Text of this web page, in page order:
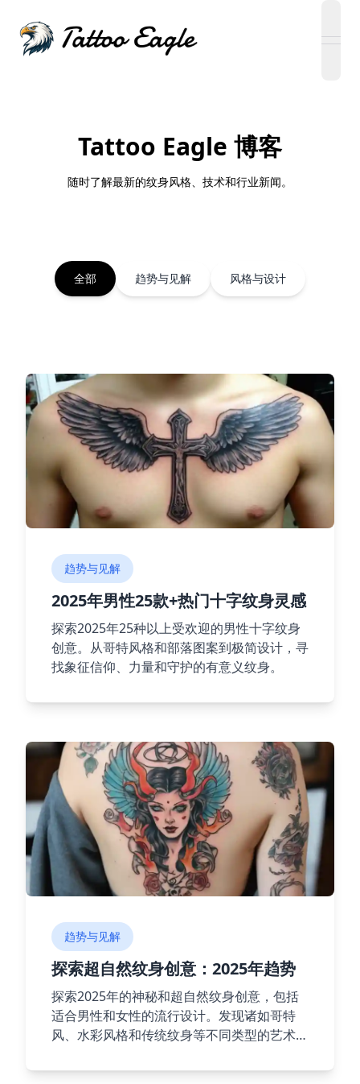
Tattoo Eagle 博客
随时了解最新的纹身风格、技术和行业新闻。
全部 趋势与见解 风格与设计
趋势与见解
2025年男性25款+热门十字纹身灵感
探索2025年25种以上受欢迎的男性十字纹身
创意。从哥特风格和部落图案到极简设计，寻
找象征信仰、力量和守护的有意义纹身。
趋势与见解
探索超自然纹身创意：2025年趋势
探索2025年的神秘和超自然纹身创意，包括
适合男性和女性的流行设计。发现诸如哥特
风、水彩风格和传统纹身等不同类型的艺术形
感。